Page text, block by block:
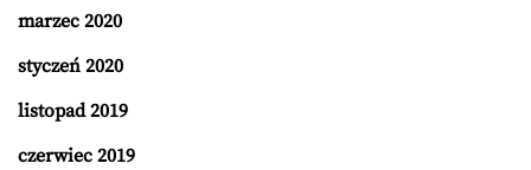
marzec 2020
styczeń 2020
listopad 2019
czerwiec 2019